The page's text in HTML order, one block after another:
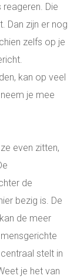
Die
Dan zijn er nog
zelfs op je
kan op veel
je mee
even zitten,
de
bezig is. De
de meer
stelt in
je het van